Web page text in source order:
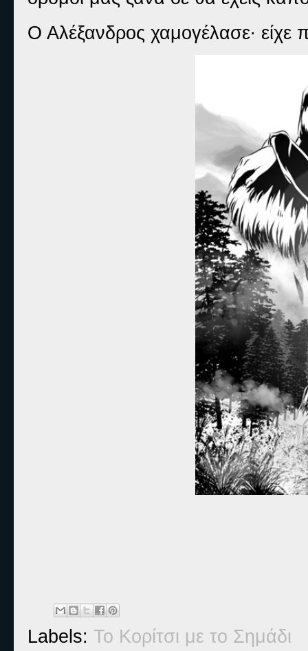
Ο Αλέξανδρος χαμογέλασε∙ είχε
Labels: Το Κορίτσι με το Σημάδι